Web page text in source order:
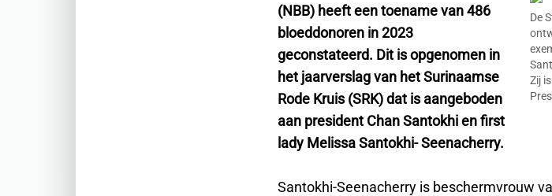
De
Zij
(NBB) heeft een toename van 486
bloeddonoren in 2023
geconstateerd. Dit is opgenomen in
het jaarverslag van het Surinaamse
Rode Kruis (SRK) dat is aangeboden
aan president Chan Santokhi en first
lady Melissa Santokhi- Seenacherry.
Santokhi-Seenacherry is beschermvrouw